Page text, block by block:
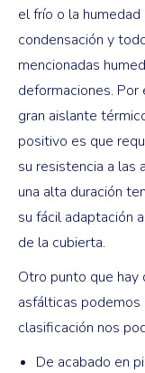
el frío o la
condensación y
mencionadas
deformaciones.
gran aislante
positivo es que
su resistencia a las
una alta duración
su fácil adaptación
de la cubierta.
Otro punto que
asfálticas podemos
clasificación nos
De acabado en